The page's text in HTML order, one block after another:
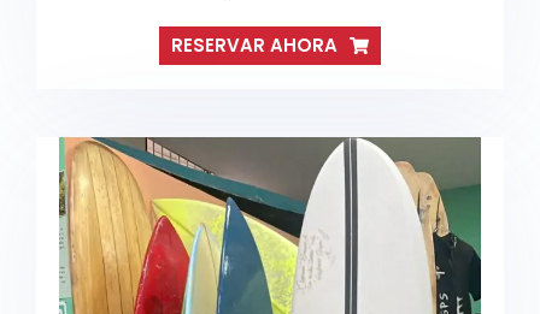
RESERVAR AHORA